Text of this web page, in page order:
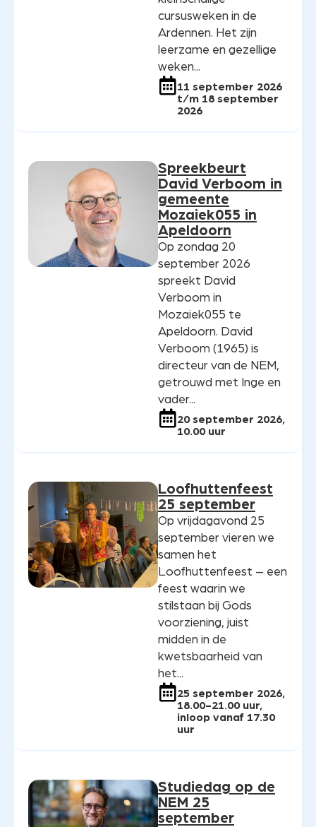
cursusweken in de
Ardennen. Het zijn
leerzame en gezellige
weken...
11 september 2026
t/m 18 september
2026
Spreekbeurt
David Verboom in
gemeente
Mozaiek055 in
Apeldoorn
Op zondag 20
september 2026
spreekt David
Verboom in
Mozaiek055 te
Apeldoorn. David
Verboom (1965) is
directeur van de NEM,
getrouwd met Inge en
vader...
20 september 2026,
10.00 uur
Loofhuttenfeest
25 september
Op vrijdagavond 25
september vieren we
samen het
Loofhuttenfeest – een
feest waarin we
stilstaan bij Gods
voorziening, juist
midden in de
kwetsbaarheid van
het...
25 september 2026,
18.00-21.00 uur,
inloop vanaf 17.30
uur
Studiedag op de
NEM 25
september